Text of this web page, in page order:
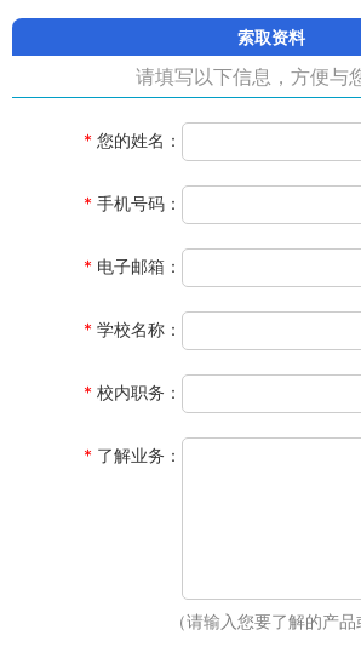
索取资料
请填写以下信息，方便与
* 您的姓名 ：
* 手机号码 ：
* 电子邮箱 ：
* 学校名称 ：
* 校内职务 ：
* 了解业务 ：
（请输入您要了解的产品